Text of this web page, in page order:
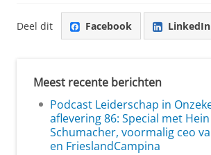
Deel dit Facebook LinkedIn
Meest recente berichten
Podcast Leiderschap in
aflevering 86: Special met Hein
Schumacher, voormalig ceo
en FrieslandCampina